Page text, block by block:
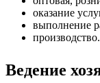
оказание
выполнение
производство.
Ведение